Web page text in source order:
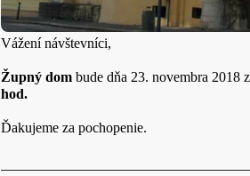
Vážení návštevníci,
Župný dom bude dňa 23. novembra 2018
hod.
Ďakujeme za pochopenie.